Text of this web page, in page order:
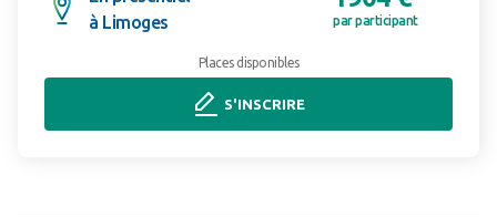
à Limoges
par participant
Places disponibles
S'INSCRIRE